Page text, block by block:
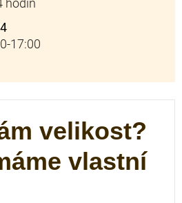
velikost?
vlastní